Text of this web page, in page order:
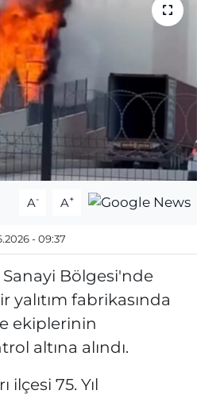
A- A+
- 09:37
Bölgesi'nde
fabrikasında
ekiplerinin
altına alındı.
ilçesi 75. Yıl